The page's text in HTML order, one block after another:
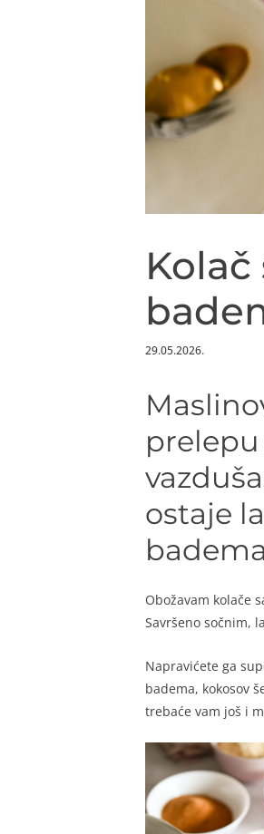
29.05.2026.
ostaje
Obožavam kolače
Savršeno sočnim,
Napravićete ga
badema, kokosov
trebaće vam još i